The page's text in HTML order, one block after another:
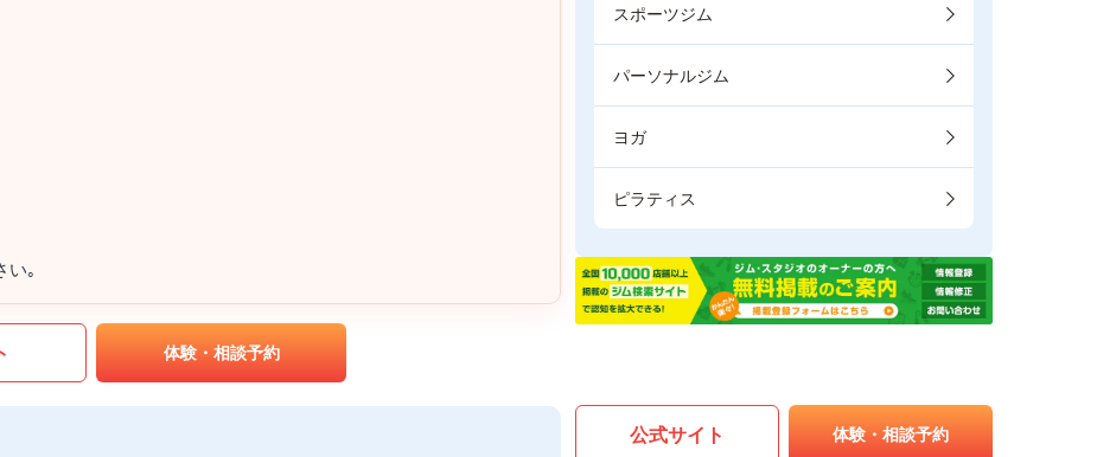
い｡
体験・相談予約
スポーツジム
パーソナルジム
ヨガ
ピラティス
公式サイト 体験・相談予約